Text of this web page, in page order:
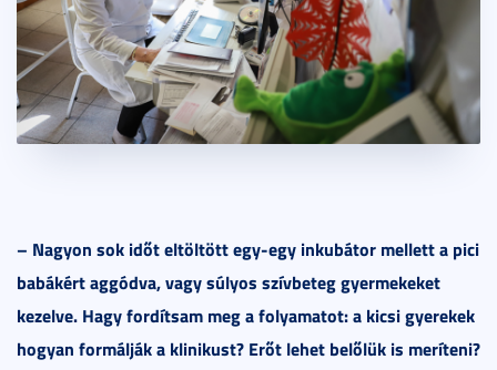
– Nagyon sok időt eltöltött egy-egy inkubátor mellett a pici
babákért aggódva, vagy súlyos szívbeteg gyermekeket
kezelve. Hagy fordítsam meg a folyamatot: a kicsi gyerekek
hogyan formálják a klinikust? Erőt lehet belőlük is meríteni?